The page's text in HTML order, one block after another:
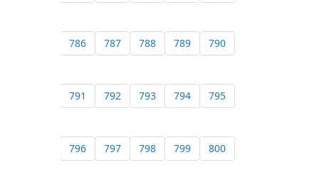
786 787 788 789 790
791 792 793 794 795
796 797 798 799 800